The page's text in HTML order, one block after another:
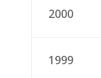
2000
1999